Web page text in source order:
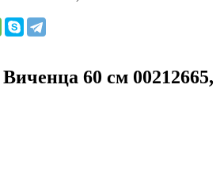
60 см 00212665,